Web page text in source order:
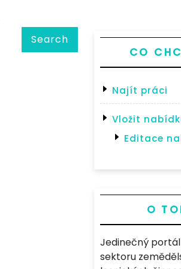
Search
CO
Najít práci
Vložit
Editace
O
Jedinečný
sektoru